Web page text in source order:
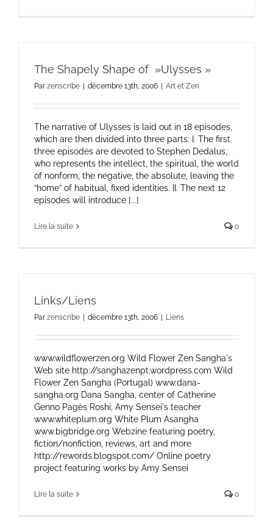
The Shapely Shape of »Ulysses »
Par zenscribe | décembre 13th, 2006 | Art et Zen
The narrative of Ulysses is laid out in 18 episodes,
which are then divided into three parts: I. The first
three episodes are devoted to Stephen Dedalus,
who represents the intellect, the spiritual, the world
of nonform, the negative, the absolute, leaving the
“home” of habitual, fixed identities. II. The next 12
episodes will introduce [...]
Lire la suite 0
Links/Liens
Par zenscribe | décembre 13th, 2006 | Liens
www.wildflowerzen.org Wild Flower Zen Sangha's
Web site http://sanghazenpt.wordpress.com Wild
Flower Zen Sangha (Portugal) www.dana-
sangha.org Dana Sangha, center of Catherine
Genno Pagès Roshi, Amy Sensei's teacher
www.whiteplum.org White Plum Asangha
www.bigbridge.org Webzine featuring poetry,
fiction/nonfiction, reviews, art and more
http://rewords.blogspot.com/ Online poetry
project featuring works by Amy Sensei
Lire la suite 0